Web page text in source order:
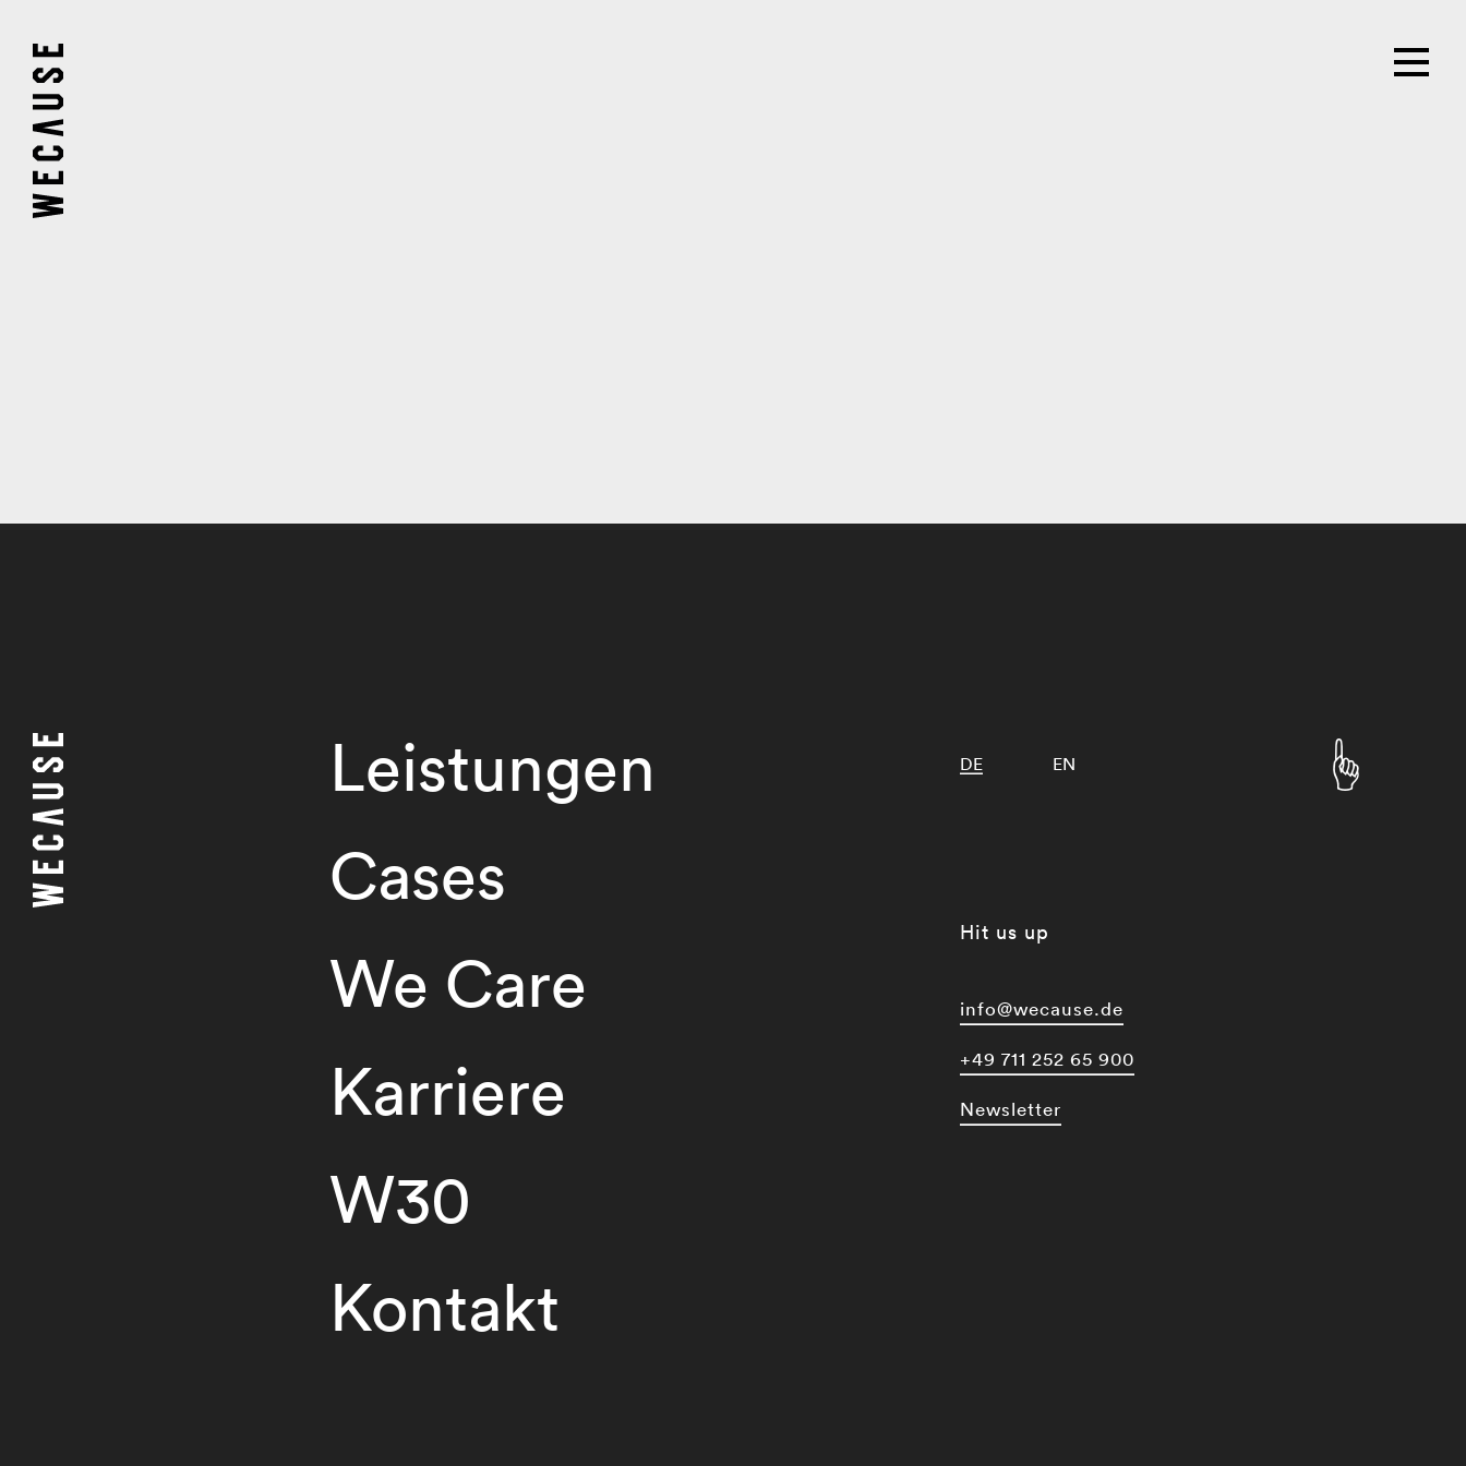
Leistungen
Cases
We Care
Karriere
W30
Kontakt
DE EN
Hit us up
info@wecause.de
+49 711 252 65 900
Newsletter